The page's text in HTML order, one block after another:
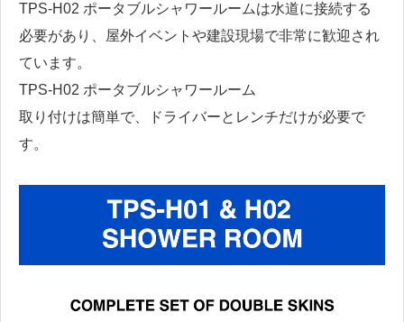
TPS-H02 ポータブルシャワールームは水道に接続する
必要があり、屋外イベントや建設現場で非常に歓迎され
ています。
TPS-H02 ポータブルシャワールーム
取り付けは簡​​単で、ドライバーとレンチだけが必要で
す。